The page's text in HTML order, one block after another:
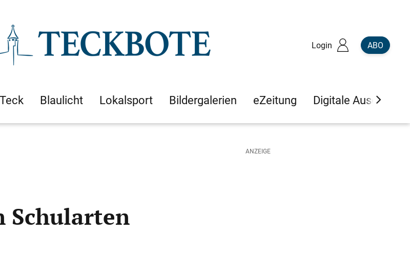
Login ABO
Blaulicht Lokalsport Bildergalerien eZeitung Digitale Ausgaben
Schularten